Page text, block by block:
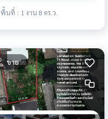
พื้นที่ : 1 งาน 8 ตร.ว.
ขาย